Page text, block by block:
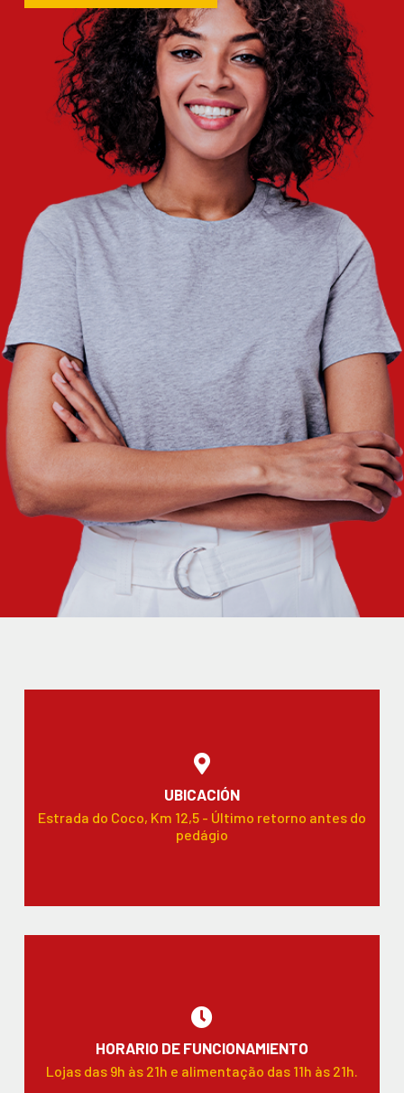
UBICACIÓN
Estrada do Coco, Km 12,5 - Último retorno antes do
pedágio
HORARIO DE FUNCIONAMIENTO
Lojas das 9h às 21h e alimentação das 11h às 21h.